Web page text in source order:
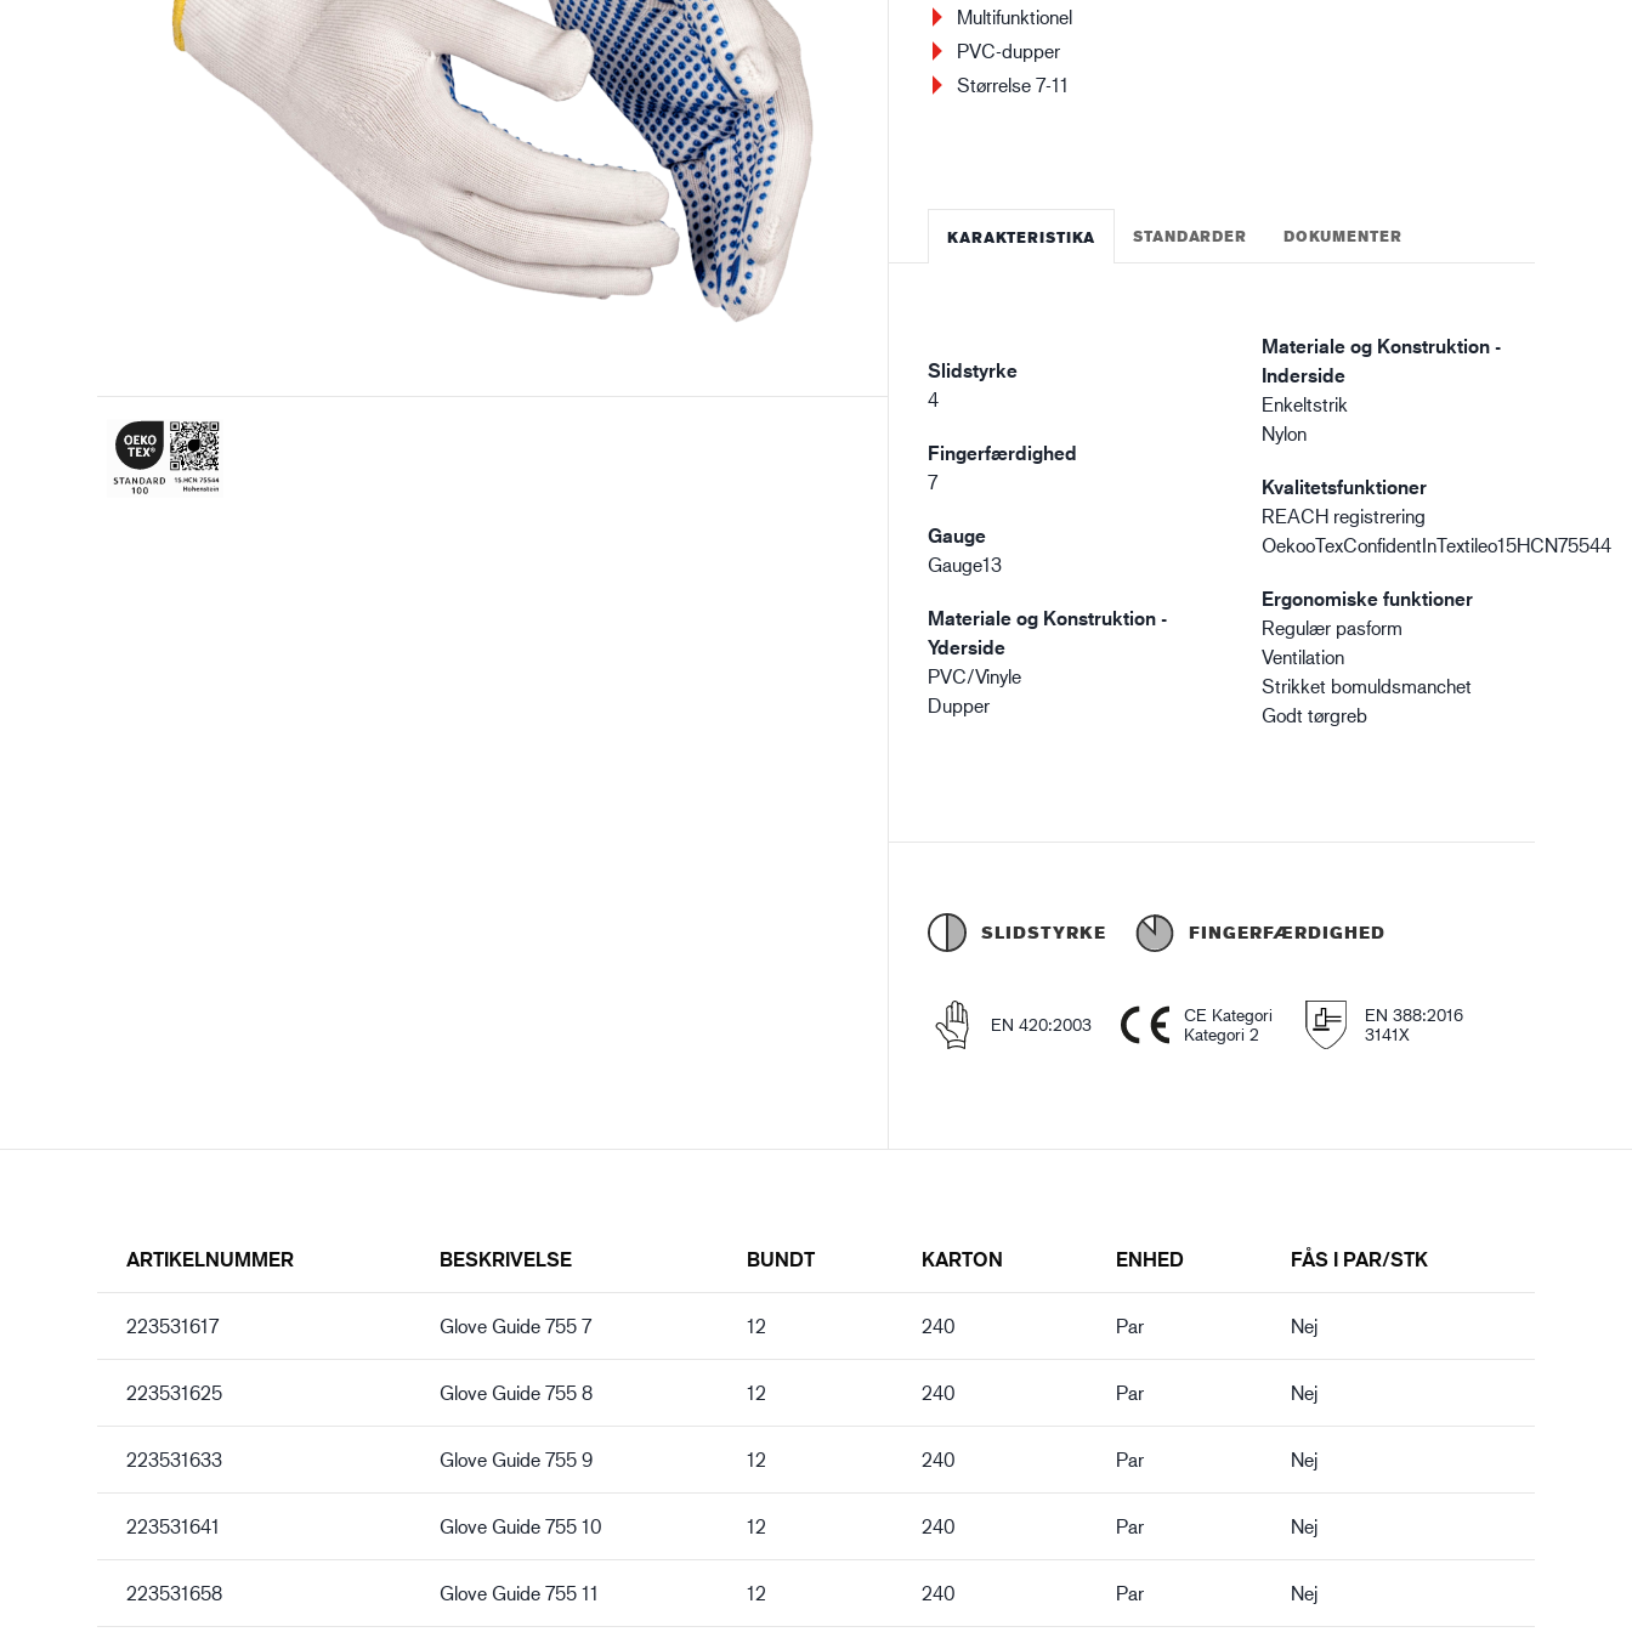
Olie- og gasindustrien Bygge- og anlægsvirksomhed Logistik
Multifunktionel
PVC-dupper
Størrelse 7-11
KARAKTERISTIKA STANDARDER DOKUMENTER
Slidstyrke
4
Fingerfærdighed
7
Gauge
Gauge13
Materiale og Konstruktion -
Yderside
PVC/Vinyle
Dupper
Materiale og Konstruktion -
Inderside
Enkeltstrik
Nylon
Kvalitetsfunktioner
REACH registrering
OekooTexConfidentInTextileo15HCN75544
Ergonomiske funktioner
Regulær pasform
Ventilation
Strikket bomuldsmanchet
Godt tørgreb
SLIDSTYRKE FINGERFÆRDIGHED
EN 420:2003
CE Kategori
Kategori 2
EN 388:2016
3141X
ARTIKELNUMMER BESKRIVELSE BUNDT KARTON ENHED FÅS I PAR/STK
223531617 Glove Guide 755 7 12 240 Par Nej
223531625 Glove Guide 755 8 12 240 Par Nej
223531633 Glove Guide 755 9 12 240 Par Nej
223531641 Glove Guide 755 10 12 240 Par Nej
223531658 Glove Guide 755 11 12 240 Par Nej